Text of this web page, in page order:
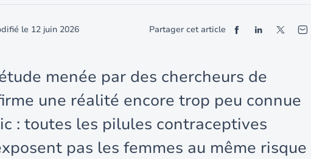
le 12 juin 2026 Partager cet article
menée par des chercheurs de
une réalité encore trop peu connue
: toutes les pilules contraceptives
pas les femmes au même risque